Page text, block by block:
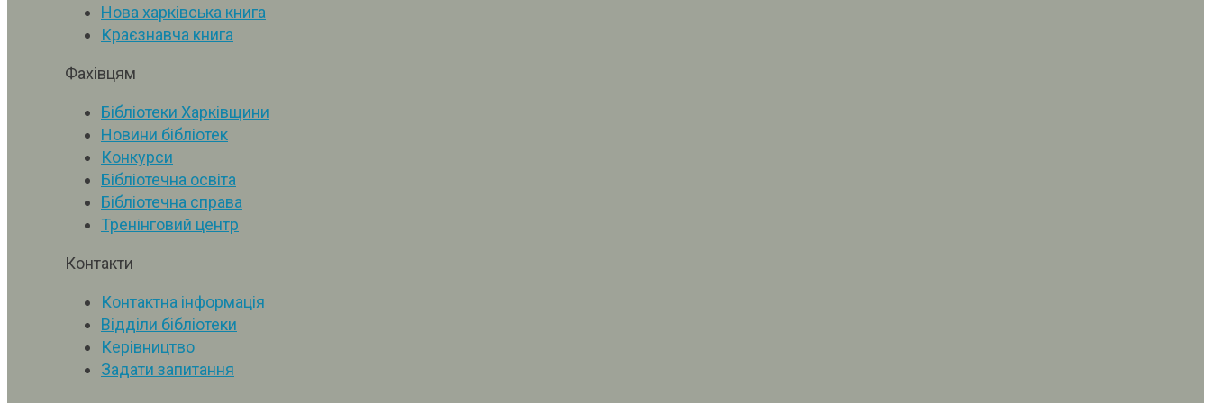
Нова харківська книга
Краєзнавча книга
Фахівцям
Бібліотеки Харківщини
Новини бібліотек
Конкурси
Бібліотечна освіта
Бібліотечна справа
Тренінговий центр
Контакти
Контактна інформація
Відділи бібліотеки
Керівництво
Задати запитання